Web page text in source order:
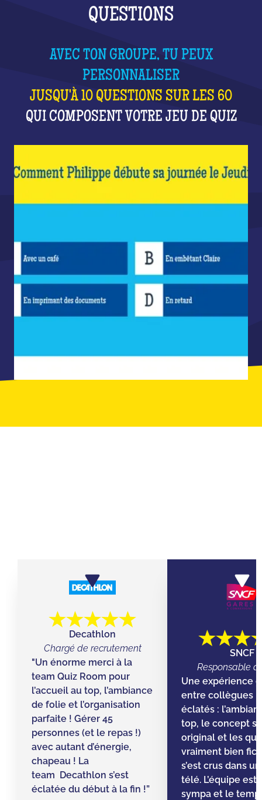
QUESTIONS
AVEC TON GROUPE, TU PEUX
PERSONNALISER
JUSQU'À 10 QUESTIONS SUR LES 60
QUI COMPOSENT VOTRE JEU DE QUIZ
Decathlon
Chargé de recrutement
"Un énorme merci à la
team Quiz Room pour
l’accueil au top, l’ambiance
de folie et l’organisation
parfaite ! Gérer 45
personnes (et le repas !)
avec autant d’énergie,
chapeau ! La
team Decathlon s’est
éclatée du début à la fin !”
SNCF
Responsable
Une expérience
entre collègues !
éclatés :
top, le concept
original et les
vraiment bien
s’est crus dans
télé. L’équipe est
sympa et le